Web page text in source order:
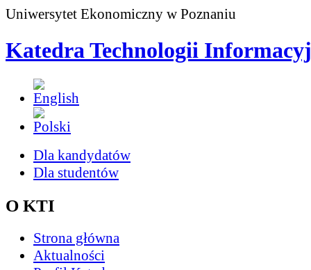
Uniwersytet Ekonomiczny w Poznaniu
Katedra Technologii
Dla kandydatów
Dla studentów
O KTI
Strona główna
Aktualności